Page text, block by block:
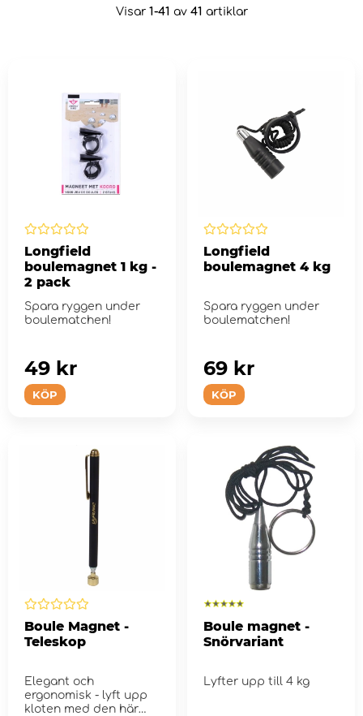
Visar 1-41 av 41 artiklar
Longfield
boulemagnet 1 kg -
2 pack
Spara ryggen under
boulematchen!
KÖP
49 kr
Longfield
boulemagnet 4 kg
Spara ryggen under
boulematchen!
KÖP
69 kr
Boule Magnet -
Teleskop
Elegant och
ergonomisk - lyft upp
kloten med den här
Boule magnet -
Snörvariant
Lyfter upp till 4 kg